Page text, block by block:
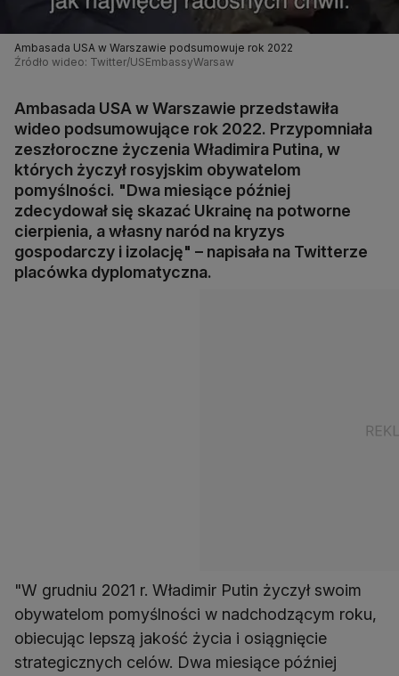
Ambasada USA w Warszawie podsumowuje rok 2022
Źródło wideo: Twitter/USEmbassyWarsaw
Ambasada USA w Warszawie przedstawiła
wideo podsumowujące rok 2022. Przypomniała
zeszłoroczne życzenia Władimira Putina, w
których życzył rosyjskim obywatelom
pomyślności. "Dwa miesiące później
zdecydował się skazać Ukrainę na potworne
cierpienia, a własny naród na kryzys
gospodarczy i izolację" – napisała na Twitterze
placówka dyplomatyczna.
"W grudniu 2021 r. Władimir Putin życzył swoim
obywatelom pomyślności w nadchodzącym roku,
obiecując lepszą jakość życia i osiągnięcie
strategicznych celów. Dwa miesiące później